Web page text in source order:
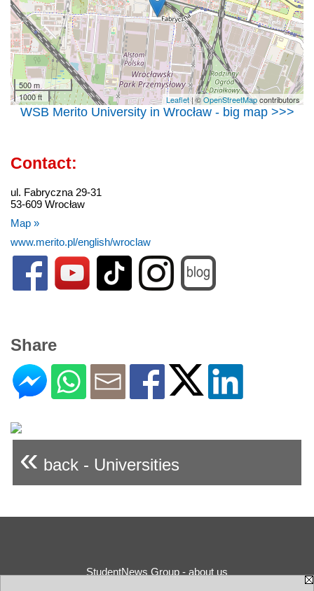
500 m
1000 ft
Leaflet| ©OpenStreetMapcontributors
WSB Merito University in Wrocław - big map >>>
Contact:
ul. Fabryczna 29-31
53-609 Wrocław
Map »
www.merito.pl/english/wroclaw
Share
« back - Universities
StudentNews Group - about us